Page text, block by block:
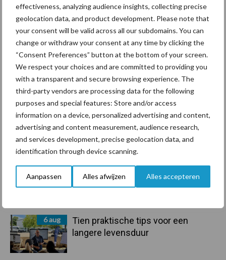
effectiveness, analyzing audience insights, collecting precise
geolocation data, and product development. Please note that
your consent will be valid across all our subdomains. You can
change or withdraw your consent at any time by clicking the
“Consent Preferences” button at the bottom of your screen.
We respect your choices and are committed to providing you
with a transparent and secure browsing experience. The
third-party vendors are processing data for the following
purposes and special features: Store and/or access
information on a device, personalized advertising and content,
advertising and content measurement, audience research,
and services development, precise geolocation data, and
identification through device scanning.
Aanpassen Alles afwijzen Alles accepteren
Primaire
Sidebar
Recent nieuws Partner nieuws
7 aug
Grondstoffenmarkt blijft grillig:
droogte en geopolitiek houden
handel in de greep
7 aug
De speenhuid: een vaak
onderschatte risicofactor voor
mastitis
6 aug
ForFarmers ziet volume en
marktaandeel groeien in krimpende
6 aug
Tien praktische tips voor een
langere levensduur